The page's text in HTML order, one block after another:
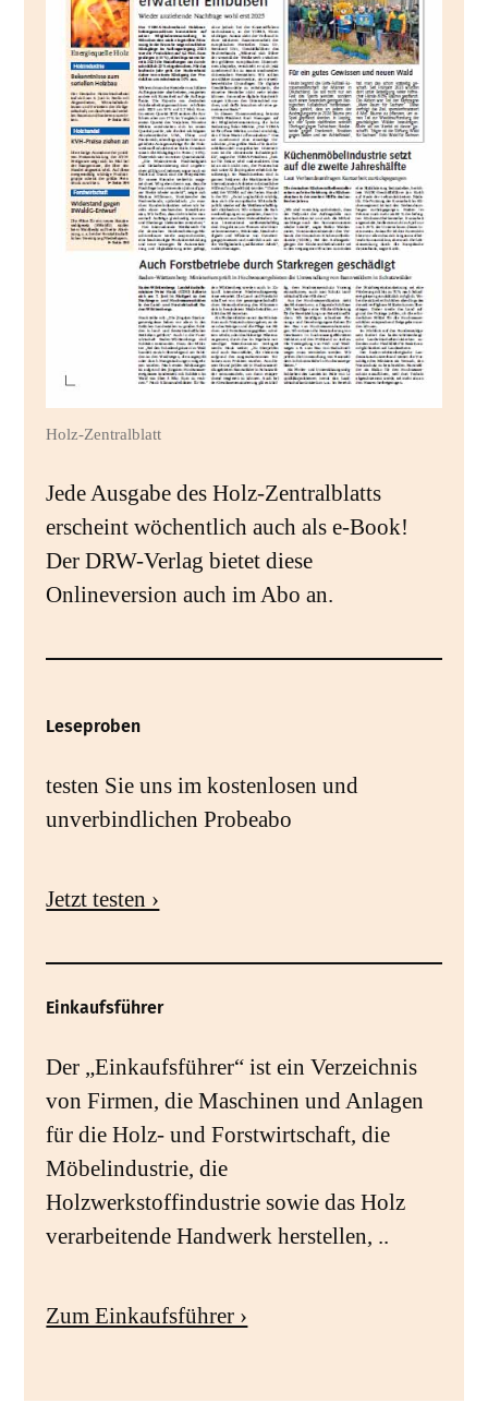
Holz-Zentralblatt
Jede Ausgabe des Holz-Zentralblatts
erscheint wöchentlich auch als e-Book!
Der DRW-Verlag bietet diese
Onlineversion auch im Abo an.
Leseproben
testen Sie uns im kostenlosen und
unverbindlichen Probeabo
Jetzt testen ›
Einkaufsführer
Der „Einkaufsführer“ ist ein Verzeichnis
von Firmen, die Maschinen und Anlagen
für die Holz- und Forstwirtschaft, die
Möbelindustrie, die
Holzwerkstoffindustrie sowie das Holz
verarbeitende Handwerk herstellen, ..
Zum Einkaufsführer ›